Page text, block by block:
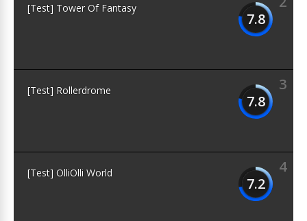
7.8
[Test] Tower Of Fantasy
3
7.8
[Test] Rollerdrome
4
7.2
[Test] OlliOlli World